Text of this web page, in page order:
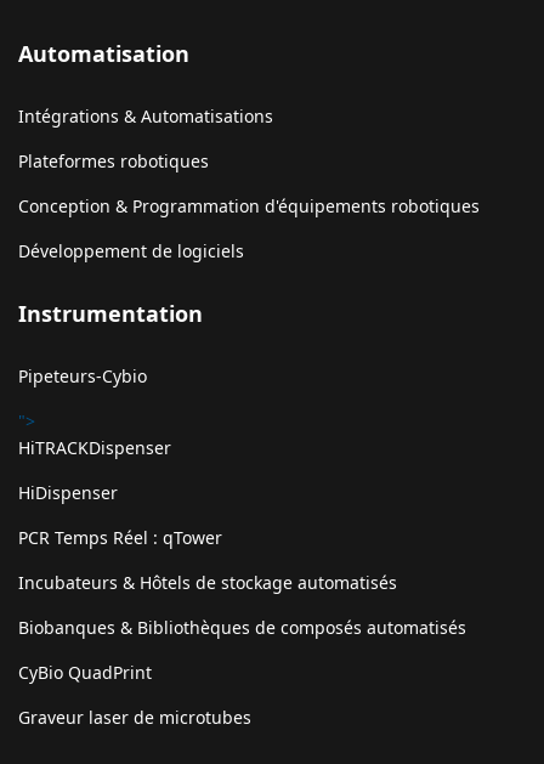
Automatisation
Intégrations & Automatisations
Plateformes robotiques
Conception & Programmation d'équipements robotiques
Développement de logiciels
Instrumentation
Pipeteurs-Cybio
">
HiTRACKDispenser
HiDispenser
PCR Temps Réel : qTower
Incubateurs & Hôtels de stockage automatisés
Biobanques & Bibliothèques de composés automatisés
CyBio QuadPrint
Graveur laser de microtubes